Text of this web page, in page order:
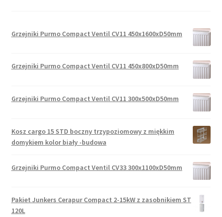
Grzejniki Purmo Compact Ventil CV11 450x1600xD50mm
Grzejniki Purmo Compact Ventil CV11 450x800xD50mm
Grzejniki Purmo Compact Ventil CV11 300x500xD50mm
Kosz cargo 15 STD boczny trzypoziomowy z miękkim
domykiem kolor biały -budowa
Grzejniki Purmo Compact Ventil CV33 300x1100xD50mm
Pakiet Junkers Cerapur Compact 2-15kW z zasobnikiem ST
120L